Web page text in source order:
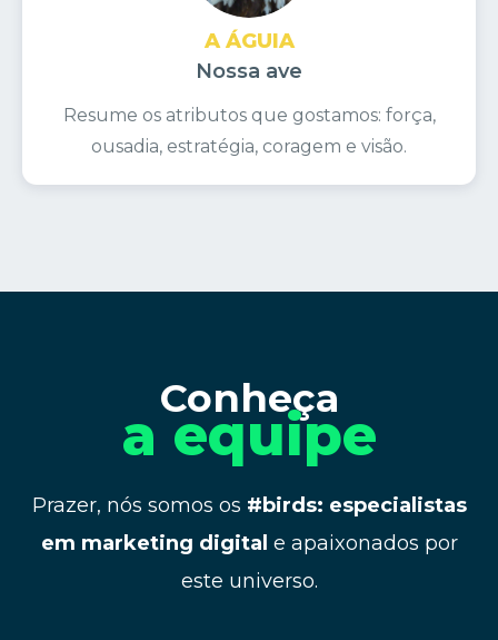
A ÁGUIA
Nossa ave
Resume os atributos que gostamos: força,
ousadia, estratégia, coragem e visão.
Conheça
a equipe
Prazer, nós somos os #birds: especialistas
em marketing digital e apaixonados por
este universo.